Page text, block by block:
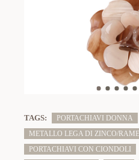
TAGS: PORTACHIAVI DONNA
METALLO LEGA DI ZINCO/
PORTACHIAVI CON CIONDOLI